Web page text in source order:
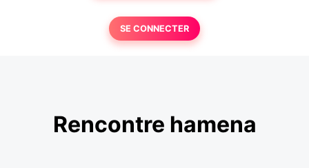
SE CONNECTER
Rencontre hamena